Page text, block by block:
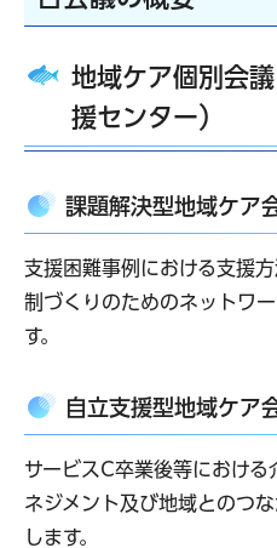
地域ケア個別会
援センター）
課題解決型地域ケア
支援困難事例における支援
制づくりのためのネットワ
す。
自立支援型地域ケア
サービスC卒業後等におけ
ネジメント及び地域とのつ
します。